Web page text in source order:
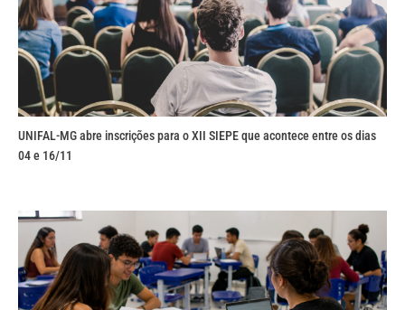
UNIFAL-MG abre inscrições para o XII SIEPE que acontece entre os dias
04 e 16/11